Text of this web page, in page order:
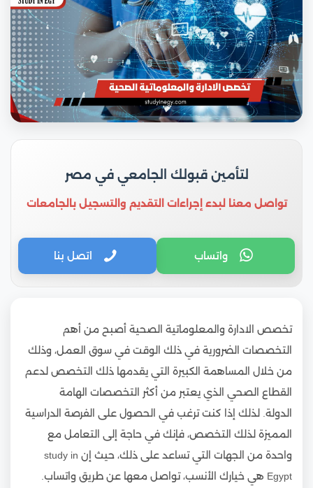
لتأمين قبولك الجامعي في مصر
تواصل معنا لبدء إجراءات التقديم والتسجيل بالجامعات
واتساب اتصل بنا
تخصص الادارة والمعلوماتية الصحية أصبح من أهم
التخصصات الضرورية في ذلك الوقت في سوق العمل، وذلك
من خلال المساهمة الكبيرة التي يقدمها ذلك التخصص لدعم
القطاع الصحي الذي يعتبر من أكثر التخصصات الهامة
الدولة. لذلك إذا كنت ترغب في الحصول على الفرصة الدراسية
المميزة لذلك التخصص، فإنك في حاجة إلى التعامل مع
واحدة من الجهات التي تساعد على ذلك، حيث إن study in
Egypt هي خيارك الأنسب، تواصل معها عن طريق واتساب.